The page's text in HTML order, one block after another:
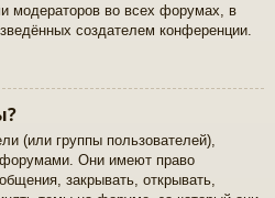
модераторов во всех форумах, в
создателем конференции.
(или группы пользователей),
Они имеют право
закрывать, открывать,